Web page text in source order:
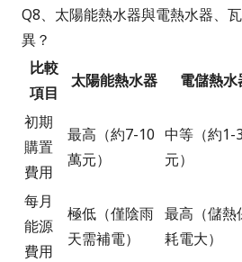
Q8、太陽能熱水器與電熱水器、
異？
比較
項目
太陽能熱水器 電儲熱水
初期
購置
費用
最高（約7-10
萬元）
中等（約1-
元）
每月
能源
費用
極低（僅陰雨
天需補電）
最高（儲熱
耗電大）